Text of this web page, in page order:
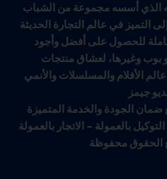
الذي أسسه مجموعة من الشباب
للحصول على أفضل وأجود
بوب وغيرها، لعشاق منتجات
الأفلام والمسلسلات والأنمي
بالعمولة – الاتجار بالعمولة
الحقوق محفوظة